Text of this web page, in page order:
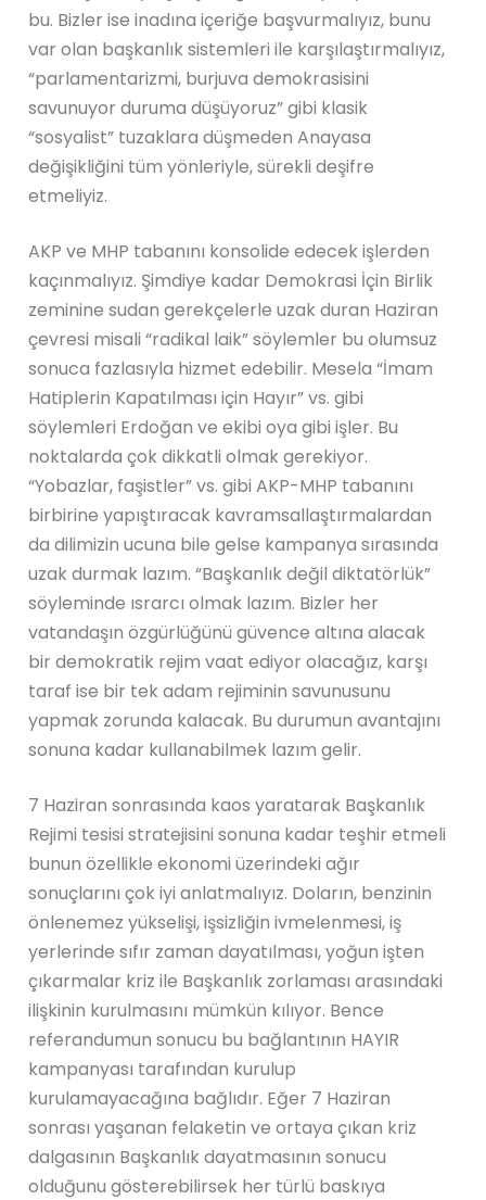
bu. Bizler ise inadına içeriğe başvurmalıyız, bunu
var olan başkanlık sistemleri ile karşılaştırmalıyız,
“parlamentarizmi, burjuva demokrasisini
savunuyor duruma düşüyoruz” gibi klasik
“sosyalist” tuzaklara düşmeden Anayasa
değişikliğini tüm yönleriyle, sürekli deşifre
etmeliyiz.
AKP ve MHP tabanını konsolide edecek işlerden
kaçınmalıyız. Şimdiye kadar Demokrasi İçin Birlik
zeminine sudan gerekçelerle uzak duran Haziran
çevresi misali “radikal laik” söylemler bu olumsuz
sonuca fazlasıyla hizmet edebilir. Mesela “İmam
Hatiplerin Kapatılması için Hayır” vs. gibi
söylemleri Erdoğan ve ekibi oya gibi işler. Bu
noktalarda çok dikkatli olmak gerekiyor.
“Yobazlar, faşistler” vs. gibi AKP-MHP tabanını
birbirine yapıştıracak kavramsallaştırmalardan
da dilimizin ucuna bile gelse kampanya sırasında
uzak durmak lazım. “Başkanlık değil diktatörlük”
söyleminde ısrarcı olmak lazım. Bizler her
vatandaşın özgürlüğünü güvence altına alacak
bir demokratik rejim vaat ediyor olacağız, karşı
taraf ise bir tek adam rejiminin savunusunu
yapmak zorunda kalacak. Bu durumun avantajını
sonuna kadar kullanabilmek lazım gelir.
7 Haziran sonrasında kaos yaratarak Başkanlık
Rejimi tesisi stratejisini sonuna kadar teşhir etmeli
bunun özellikle ekonomi üzerindeki ağır
sonuçlarını çok iyi anlatmalıyız. Doların, benzinin
önlenemez yükselişi, işsizliğin ivmelenmesi, iş
yerlerinde sıfır zaman dayatılması, yoğun işten
çıkarmalar kriz ile Başkanlık zorlaması arasındaki
ilişkinin kurulmasını mümkün kılıyor. Bence
referandumun sonucu bu bağlantının HAYIR
kampanyası tarafından kurulup
kurulamayacağına bağlıdır. Eğer 7 Haziran
sonrası yaşanan felaketin ve ortaya çıkan kriz
dalgasının Başkanlık dayatmasının sonucu
olduğunu gösterebilirsek her türlü baskıya